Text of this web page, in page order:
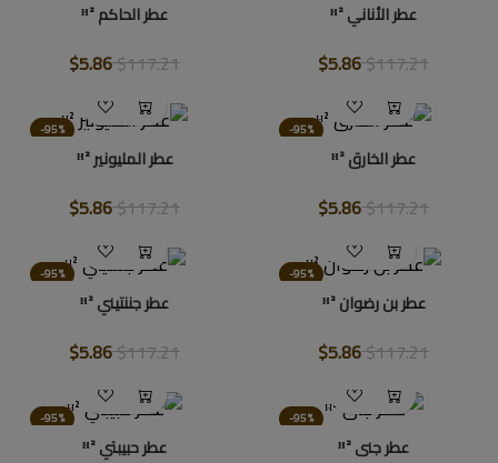
عطر الأناني ᴴ²
$117.21
$5.86
عطر الحاكم ᴴ²
$117.21
$5.86
-95%
عطر الخارق ᴴ²
$117.21
$5.86
-95%
عطر المليونير ᴴ²
$117.21
$5.86
-95%
عطر بن رضوان ᴴ²
$117.21
$5.86
-95%
عطر جننتيني ᴴ²
$117.21
$5.86
-95%
عطر جنى ᴴ²
-95%
عطر حبيبتي ᴴ²